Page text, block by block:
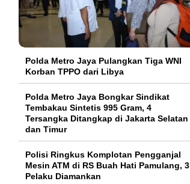
Polda Metro Jaya Pulangkan Tiga WNI
Korban TPPO dari Libya
Polda Metro Jaya Bongkar Sindikat
Tembakau Sintetis 995 Gram, 4
Tersangka Ditangkap di Jakarta Selatan
dan Timur
Polisi Ringkus Komplotan Pengganjal
Mesin ATM di RS Buah Hati Pamulang, 3
Pelaku Diamankan